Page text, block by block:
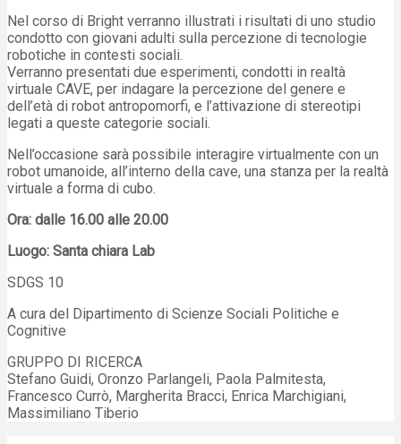
Nel corso di Bright verranno illustrati i risultati di uno studio
condotto con giovani adulti sulla percezione di tecnologie
robotiche in contesti sociali.
Verranno presentati due esperimenti, condotti in realtà
virtuale CAVE, per indagare la percezione del genere e
dell’età di robot antropomorfi, e l’attivazione di stereotipi
legati a queste categorie sociali.
Nell’occasione sarà possibile interagire virtualmente con un
robot umanoide, all’interno della cave, una stanza per la realtà
virtuale a forma di cubo.
Ora: dalle 16.00 alle 20.00
Luogo: Santa chiara Lab
SDGS 10
A cura del Dipartimento di Scienze Sociali Politiche e
Cognitive
GRUPPO DI RICERCA
Stefano Guidi, Oronzo Parlangeli, Paola Palmitesta,
Francesco Currò, Margherita Bracci, Enrica Marchigiani,
Massimiliano Tiberio